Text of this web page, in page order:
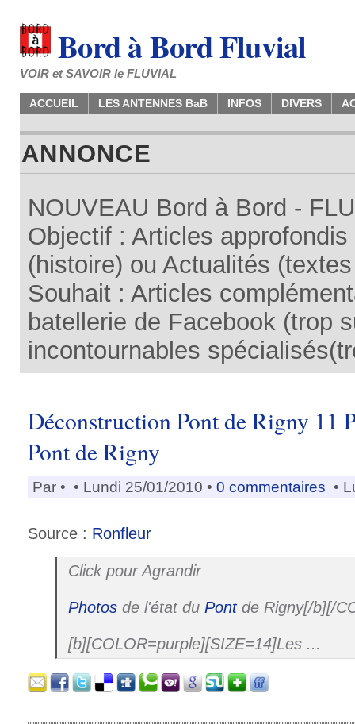
Bord à Bord Fluvial
VOIR et SAVOIR le FLUVIAL
ACCUEIL LES ANTENNES BaB INFOS DIVERS
ANNONCE
NOUVEAU Bord à Bord -
Objectif : Articles
(histoire) ou Actualités
Souhait : Articles
batellerie de Facebook (trop
incontournables
Déconstruction Pont de Rigny 11
Pont de Rigny
Par • • Lundi 25/01/2010 • 0 commentaires •
Source : Ronfleur
Click pour Agrandir
Photos de l'état du Pontde Rigny[/b][/
[b][COLOR=purple][SIZE=14]Les ...